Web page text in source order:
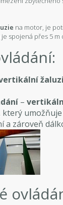
na motor, je
spojená přes 5
–
a zároveň